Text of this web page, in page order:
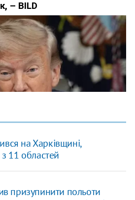
на Харківщині,
11 областей
призупинити польоти